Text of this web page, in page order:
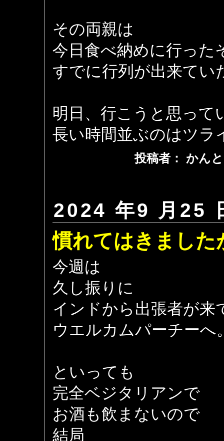
その両親は
今日食べ納めに行った
すでに行列が出来てい
明日、行こうと思って
長い時間並ぶのはツラ
投稿者： かん
2024 年9 月25
慣れてはきました
今週は
久し振りに
インドから出張者が来
ウエルカムパーチーへ
といっても
完全ベジタリアンで
お酒も飲まないので
結局